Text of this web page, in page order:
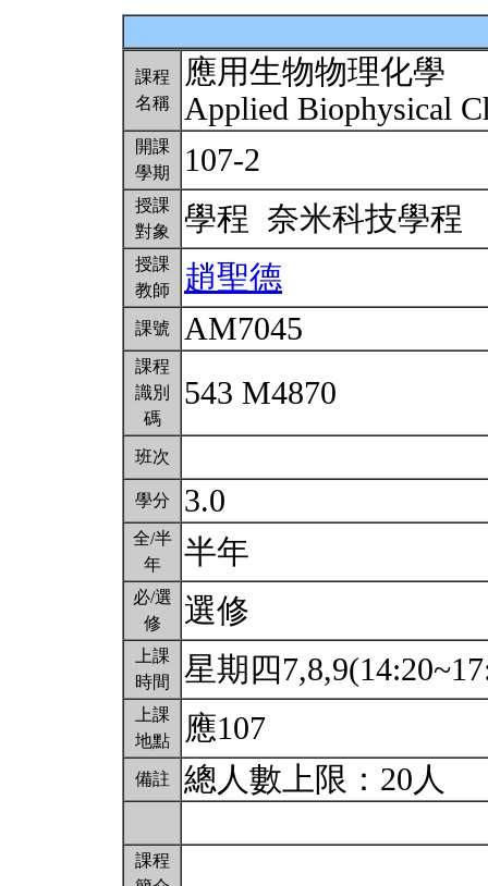
課程
名稱
應用生物物理化學
Applied Biophysical
開課
學期
107-2
授課
對象
學程 奈米科技學程
授課
教師
趙聖德
課號 AM7045
課程
識別
碼
543 M4870
班次
學分 3.0
全/半
年
半年
必/選
修
選修
上課
時間
星期四
上課
地點
應107
備註 總人數上限：20人
課程